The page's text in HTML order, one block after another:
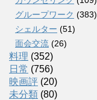
グループワーク (383)
シェルター (51)
面会交流 (26)
料理 (352)
日常 (756)
映画評 (20)
未分類 (80)